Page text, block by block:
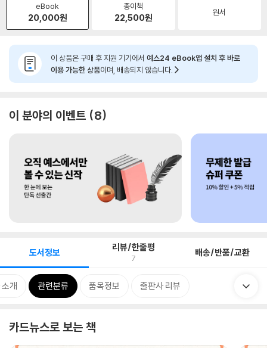
eBook
20,000원
종이책
22,500원 원서
이 상품은 구매 후 지원 기기에서 예스24 eBook앱 설치 후 바로
이용 가능한 상품이며, 배송되지 않습니다.
이 분야의 이벤트 8
도서정보 리뷰/한줄평
7 배송/반품/교환
개 관련분류 품목정보 출판사 리뷰
카드뉴스로 보는 책